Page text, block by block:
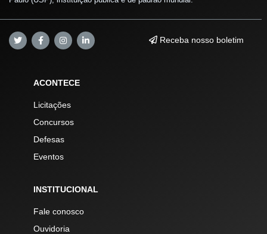
Receba nosso boletim
ACONTECE
Licitações
Concursos
Defesas
Eventos
INSTITUCIONAL
Fale conosco
Ouvidoria